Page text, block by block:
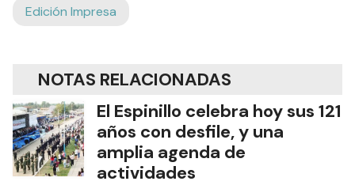
Edición Impresa
NOTAS RELACIONADAS
El Espinillo celebra hoy sus 121
años con desfile, y una
amplia agenda de
actividades